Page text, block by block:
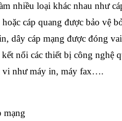
nhiều loại khác nhau như
cáp quang được bảo vệ
dây cáp mạng được đóng
nối các thiết bị công nghệ
vi như máy in, máy fax….
mạng